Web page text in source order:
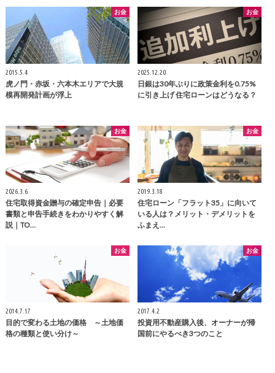
お金
2015.5.4
虎ノ門・赤坂・六本木エリアで大規
模再開発計画が浮上
お金
2025.12.20
日銀は30年ぶりに政策金利を0.75%
に引き上げ 住宅ローンはどうなる？
お金
2026.3.6
住宅取得資金贈与の確定申告｜必要
書類と申告手続きをわかりやすく解
説｜TO…
お金
2019.3.18
住宅ローン「フラット35」に向いて
いる人は？メリット・デメリットを
ふまえ…
お金
2014.7.17
目的で変わる土地の価格 ～土地価
格の種類と使い分け～
お金
2017.4.2
投資用不動産購入後、オーナーが帰
国前にやるべき3つのこと